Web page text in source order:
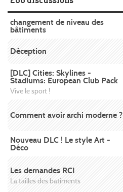
changement de niveau des
bâtiments
Déception
[DLC] Cities: Skylines -
Stadiums: European Club Pack
Vive le sport !
Comment avoir archi moderne ?
Nouveau DLC ! Le style Art -
Déco
Les demandes RCI
La tailles des batiments